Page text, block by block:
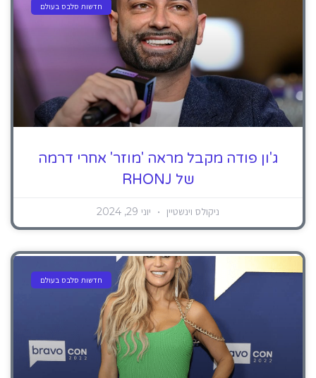
חדשות סלבס בעולם
ג'ון פודה מקבל מראה 'מוזר' אחרי דרמה
של RHONJ
ניקולס וינשטיין יוני 29, 2024
חדשות סלבס בעולם